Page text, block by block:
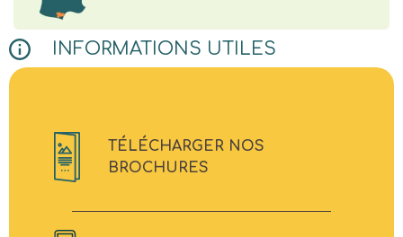
INFORMATIONS UTILES
TÉLÉCHARGER NOS
BROCHURES